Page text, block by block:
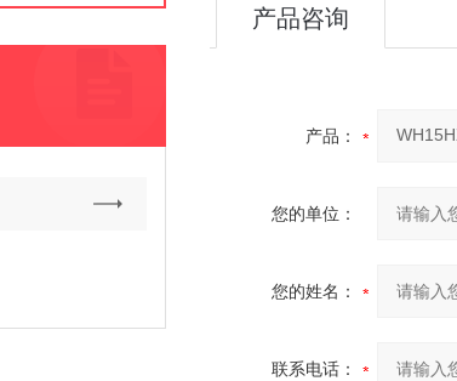
产品咨询
产品：
您的单位：
您的姓名：
联系电话：